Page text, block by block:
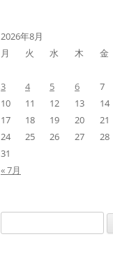
2026年8月
月
火 水 木 金
3
4 5 6 7
10
11 12 13 14
17
18 19 20 21
24
25 26 27 28
31
« 7月
索: